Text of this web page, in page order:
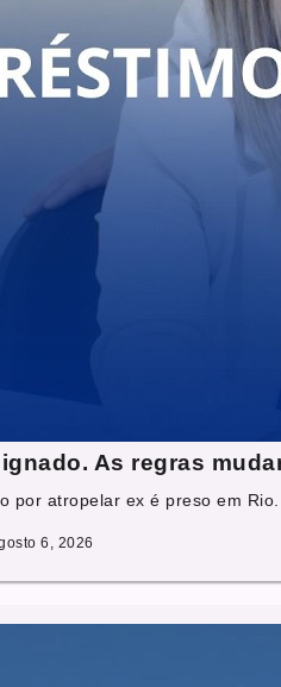
As regras
por atropelar ex é preso em
6, 2026